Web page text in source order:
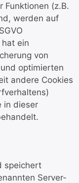
Funktionen (z.B.
werden auf
ein
von
optimierten
andere Cookies
in dieser
speichert
Server-